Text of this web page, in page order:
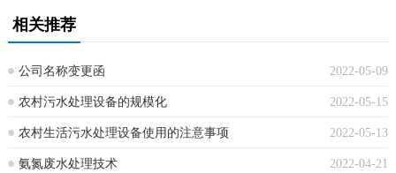
相关推荐
2022-05-09
公司名称变更函
2022-05-15
农村污水处理设备的规模化
2022-05-13
农村生活污水处理设备使用的注意事项
2022-04-21
氨氮废水处理技术